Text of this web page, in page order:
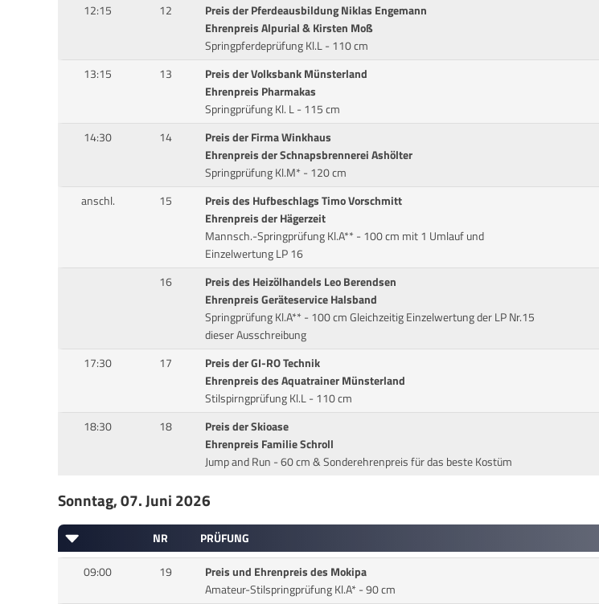
12:15 12
Preis der Pferdeausbildung Niklas Engemann
Ehrenpreis Alpurial & Kirsten Moß
Springpferdeprüfung Kl.L - 110 cm
13:15 13
Preis der Volksbank Münsterland
Ehrenpreis Pharmakas
Springprüfung Kl. L - 115 cm
14:30 14
Preis der Firma Winkhaus
Ehrenpreis der Schnapsbrennerei Ashölter
Springprüfung Kl.M* - 120 cm
anschl. 15
Preis des Hufbeschlags Timo Vorschmitt
Ehrenpreis der Hägerzeit
Mannsch.-Springprüfung Kl.A** - 100 cm mit 1 Umlauf und
Einzelwertung LP 16
16
Preis des Heizölhandels Leo Berendsen
Ehrenpreis Geräteservice Halsband
Springprüfung Kl.A** - 100 cm Gleichzeitig Einzelwertung der LP Nr.15
dieser Ausschreibung
17:30 17
Preis der GI-RO Technik
Ehrenpreis des Aquatrainer Münsterland
Stilspirngprüfung Kl.L - 110 cm
18:30 18
Preis der Skioase
Ehrenpreis Familie Schroll
Jump and Run - 60 cm & Sonderehrenpreis für das beste Kostüm
Sonntag, 07. Juni 2026
NR PRÜFUNG
09:00
19
Preis und Ehrenpreis des Mokipa
Amateur-Stilspringprüfung Kl.A* - 90 cm